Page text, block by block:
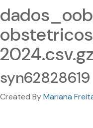
2024.csv.gz
syn62828619
Created ByMariana